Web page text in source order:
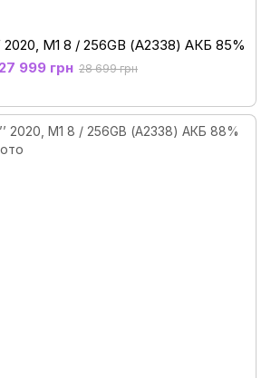
2020, M1 8 / 256GB (А2338) АКБ 85%
27 999 грн 28 699 грн